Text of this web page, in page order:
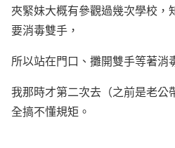
夾緊妹大概有參觀過幾次學校，
要消毒雙手，
所以站在門口、攤開雙手等著消
我那時才第二次去（之前是老公
全搞不懂規矩。